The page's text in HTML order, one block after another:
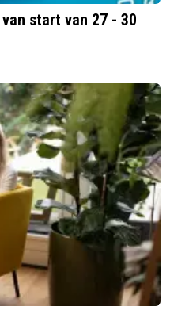
start van 27 - 30